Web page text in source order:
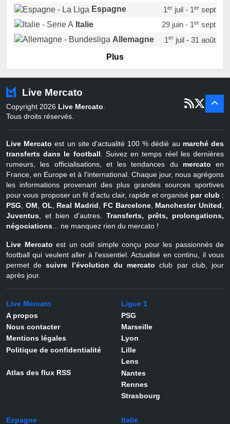
Espagne
1erjuil - 1ersept
Italie
29 juin - 1ersept
Allemagne
1erjuil - 31 août
Portugal
Pays-Bas
22 juin - 2 sept
Belgique
juil - 31
Plus
Live Mercato
Copyright 2026 Live Mercato
Tous droits réservés.
Live Mercato est un site d'actualité 100 % dédié au marché des
transferts dans le football . Suivez en temps réel les dernières
rumeurs, les officialisations, et les tendances du mercato en
France, en Europe et à l'international. Chaque jour, nous agrégons
les informations provenant des plus grandes sources sportives
pour vous proposer un fil d'actu clair, rapide et organisé par club :
PSG
OM OL Real Madrid FC Barcelone, Manchester United
Juventus , et bien d'autres. Transferts, prêts, prolongations,
négociations ... ne manquez rien du mercato !
Live Mercato est un outil simple conçu pour les passionnés de
football qui veulent aller à l'essentiel. Actualisé en continu, il vous
permet desuivre l’évolution du mercato club par club, jour
après jour.
Live Mercato
A propos
Nous contacter
Mentions légales
Politique de confidentialité
Atlas des flux RSS
Ligue 1
PSG
Marseille
Lyon
Lille
Lens
Nantes
Rennes
Strasbourg
Espagne Italie